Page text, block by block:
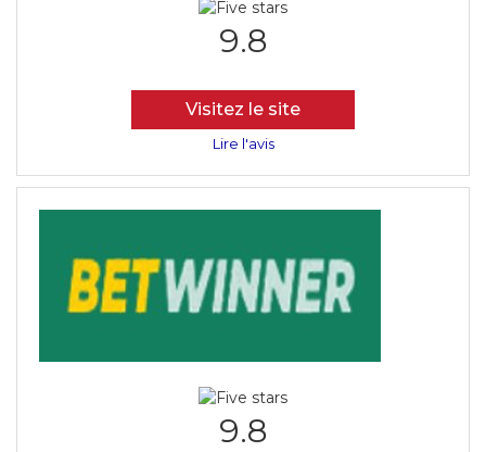
9.8
Visitez le site
Lire l'avis
9.8